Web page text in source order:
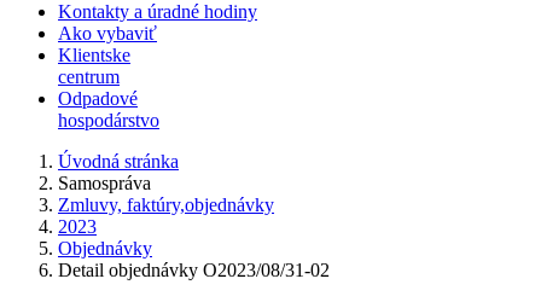
Kontakty a úradné hodiny
Ako vybaviť
Klientske
centrum
Odpadové
hospodárstvo
Úvodná stránka
Samospráva
Zmluvy, faktúry,objednávky
2023
Objednávky
Detail objednávky O2023/08/31-02